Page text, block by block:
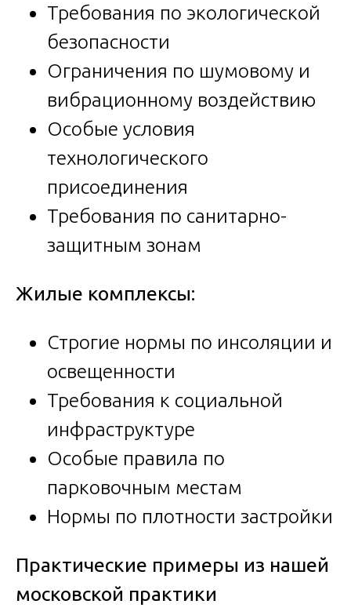
Требования по экологической
безопасности
Ограничения по шумовому и
вибрационному воздействию
Особые условия
технологического
присоединения
Требования по санитарно-
защитным зонам
Жилые комплексы:
Строгие нормы по инсоляции и
освещенности
Требования к социальной
инфраструктуре
Особые правила по
парковочным местам
Нормы по плотности застройки
Практические примеры из нашей
московской практики